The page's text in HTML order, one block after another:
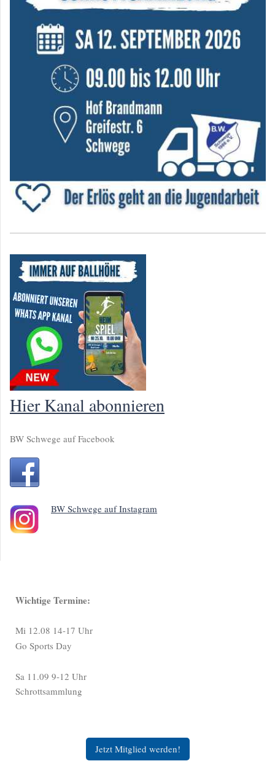
Hier Kanal abonnieren
BW Schwege auf Facebook
BW Schwege auf Instagram
Wichtige Termine:
Mi 12.08 14-17 Uhr
Go Sports Day
Sa 11.09 9-12 Uhr
Schrottsammlung
Jetzt Mitglied werden!